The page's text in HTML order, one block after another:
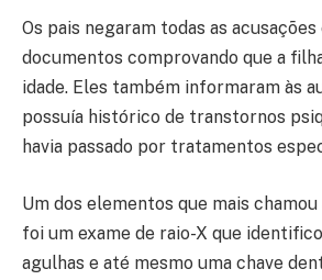
Os pais negaram todas as
documentos comprovando que a
idade. Eles também informaram às
possuía histórico de transtornos
havia passado por tratamentos
Um dos elementos que mais
foi um exame de raio-X que
agulhas e até mesmo uma chave